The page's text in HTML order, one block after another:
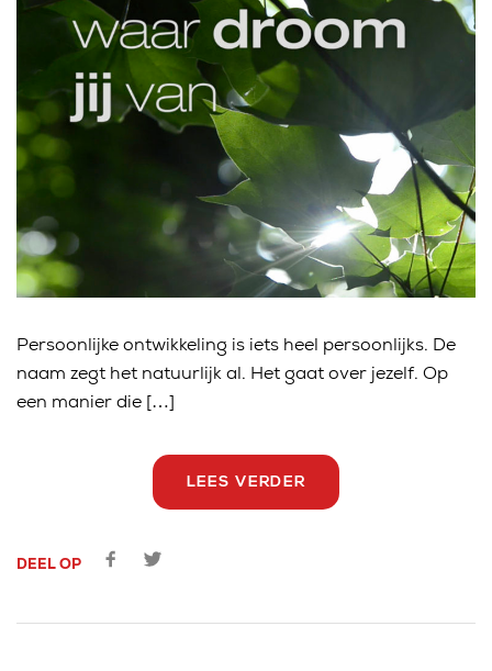
Persoonlijke ontwikkeling is iets heel persoonlijks. De
naam zegt het natuurlijk al. Het gaat over jezelf. Op
een manier die […]
LEES VERDER
DEEL OP